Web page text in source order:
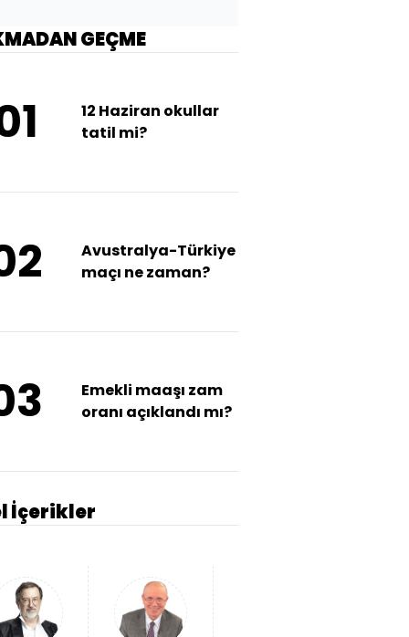
İçerikler
GEÇME
12 Haziran okullar
tatil mi?
Avustralya-Türkiye
maçı ne zaman?
Emekli maaşı zam
oranı açıklandı mı?